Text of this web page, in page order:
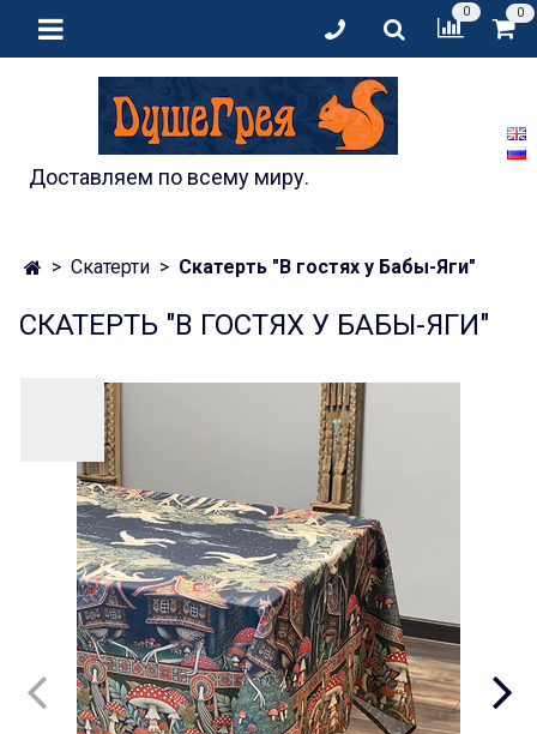
0 0
Доставляем по всему миру.
Скатерти Скатерть "В гостях у Бабы-Яги"
СКАТЕРТЬ "В ГОСТЯХ У БАБЫ-ЯГИ"
Предзаказ